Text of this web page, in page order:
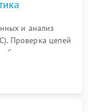
и анализ
Проверка цепей
без вскрытия
сбоя.